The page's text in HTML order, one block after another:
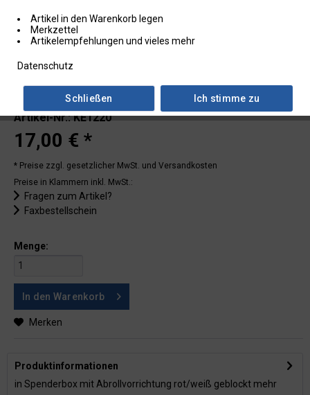
Lieferzeit: 2 - 3 Tage
Artikel-Nr.: KE1220
17,00 € *
* Preise zzgl. gesetzlicher MwSt. und Versandkosten
Preise in Klammern inkl. MwSt.:
Fragen zum Artikel?
Faxbestellschein
Menge:
In den Warenkorb
Merken
Produktinformationen
in Spenderbox mit Abrollvorrichtung rot/weiß geblockt mehr
Artikel in den Warenkorb legen
Merkzettel
Artikelempfehlungen und vieles mehr
Datenschutz
Ich stimme zu
Schließen